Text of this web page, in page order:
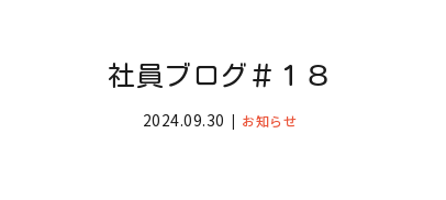
社員ブログ＃１８
2024.09.30 お知らせ